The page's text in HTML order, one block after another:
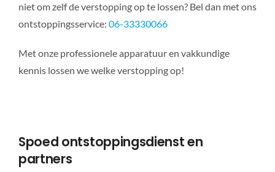
niet om zelf de verstopping op te lossen? Bel dan met ons
ontstoppingsservice: 06-33330066
Met onze professionele apparatuur en vakkundige
kennis lossen we welke verstopping op!
Spoed ontstoppingsdienst en
partners